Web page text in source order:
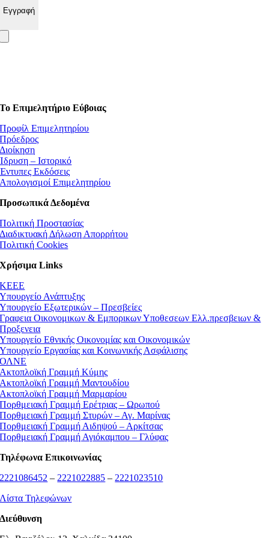
Το Επιμελητήριο Εύβοιας
Προφίλ Επιμελητηρίου
Πρόεδρος
Διοίκηση
Ίδρυση – Ιστορικό
Έντυπες Εκδόσεις
Απολογισμοί Επιμελητηρίου
Προσωπικά Δεδομένα
Πολιτική Προστασίας
Διαδικτυακή Δήλωση Απορρήτου
Πολιτική Cookies
Χρήσιμα Links
ΚEEE
Υπουργείο Ανάπτυξης
Υπουργείο Εξωτερικών – Πρεσβείες
Γραφεια Οικονομικων & Εμπορικων Υποθεσεων Ελλ.πρεσβειων &
Προξενεια
Υπουργείο Εθνικής Οικονομίας και Οικονομικών
Υπουργείο Εργασίας και Κοινωνικής Ασφάλισης
ΟΛΝΕ
Ακτοπλοϊκή Γραμμή Κύμης
Ακτοπλοϊκή Γραμμή Μαντουδίου
Ακτοπλοϊκή Γραμμή Μαρμαρίου
Πορθμειακή Γραμμή Ερέτριας – Ωρωπού
Πορθμειακή Γραμμή Στυρών – Αγ. Μαρίνας
Πορθμειακή Γραμμή Αιδηψού – Αρκίτσας
Πορθμειακή Γραμμή Αγιόκαμπου – Γλύφας
Τηλέφωνα Επικοινωνίας
2221086452 – 2221022885 – 2221023510
Λίστα Τηλεφώνων
Διεύθυνση